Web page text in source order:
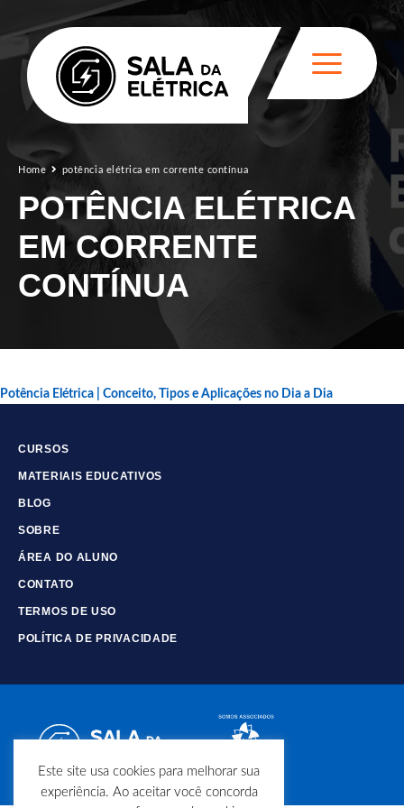
Home potência elétrica em corrente contínua
POTÊNCIA ELÉTRICA
EM CORRENTE
CONTÍNUA
Potência Elétrica | Conceito, Tipos e Aplicações no Dia a Dia
CURSOS
MATERIAIS EDUCATIVOS
BLOG
SOBRE
ÁREA DO ALUNO
CONTATO
TERMOS DE USO
POLÍTICA DE PRIVACIDADE
Este site usa cookies para melhorar sua
experiência. Ao aceitar você concorda